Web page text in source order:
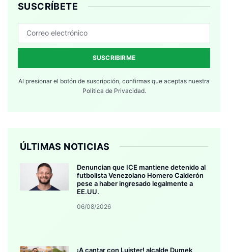
SUSCRÍBETE
SUSCRIBIRME
Al presionar el botón de suscripción, confirmas que aceptas nuestra
Política de Privacidad.
ÚLTIMAS NOTICIAS
Denuncian que ICE mantiene detenido al
futbolista Venezolano Homero Calderón
pese a haber ingresado legalmente a
EE.UU.
06/08/2026
¡A cantar con Luister! alcalde Dumek